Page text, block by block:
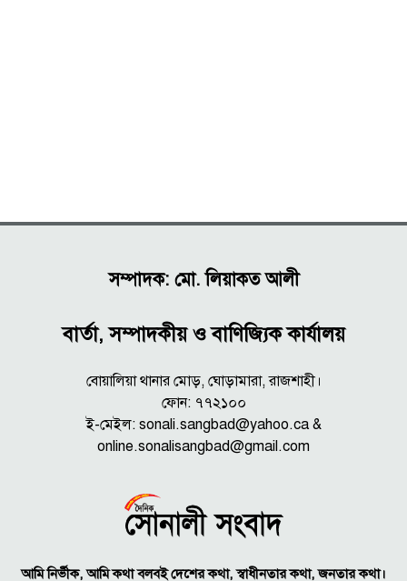
সম্পাদক: মো. লিয়াকত আলী
বার্তা, সম্পাদকীয় ও বাণিজ্যিক কার্যালয়
বোয়ালিয়া থানার মোড়, ঘোড়ামারা, রাজশাহী।
ফোন: ৭৭২১০০
ই-মেইল: sonali.sangbad@yahoo.ca &
online.sonalisangbad@gmail.com
আমি নির্ভীক, আমি কথা বলবই দেশের কথা, স্বাধীনতার কথা, জনতার কথা।